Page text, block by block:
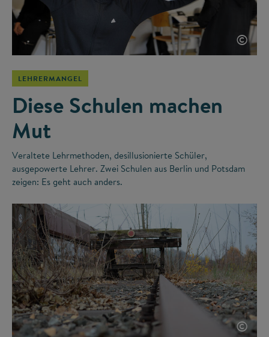
©
LEHRERMANGEL
Diese Schulen machen
Mut
Veraltete Lehrmethoden, desillusionierte Schüler,
ausgepowerte Lehrer. Zwei Schulen aus Berlin und Potsdam
zeigen: Es geht auch anders.
©